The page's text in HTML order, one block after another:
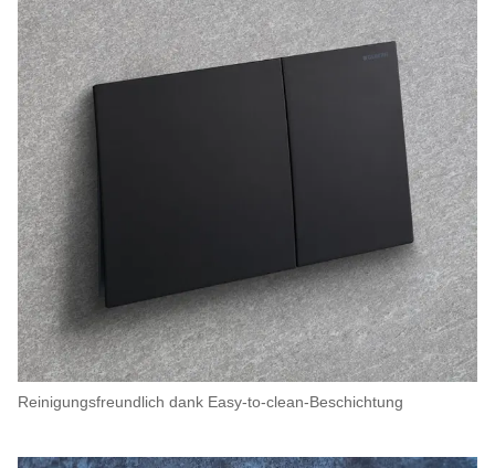
Reinigungsfreundlich dank Easy-to-clean-Beschichtung